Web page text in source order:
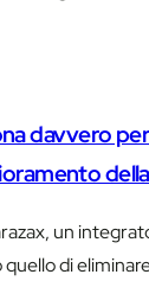
davvero
un
di